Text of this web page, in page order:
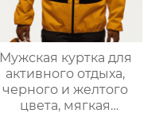
Мужская куртка для
активного отдыха,
черного и желтого
цвета, мягкая